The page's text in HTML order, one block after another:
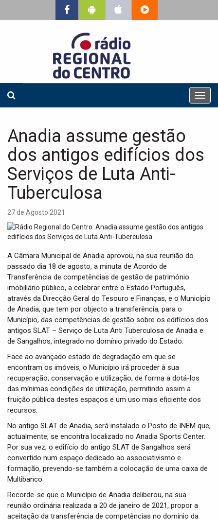
T
o
n
i
Anadia assume gestão
dos antigos edifícios dos
Serviços de Luta Anti-
Tuberculosa
27 de Agosto 2021
A Câmara Municipal de Anadia aprovou, na sua reunião do
passado dia 18 de agosto, a minuta de Acordo de
Transferência de competências de gestão de património
imobiliário público, a celebrar entre o Estado Português,
através da Direcção Geral do Tesouro e Finanças, e o Município
de Anadia, que tem por objecto a transferência, para o
Município, das competências de gestão sobre os edifícios dos
antigos SLAT – Serviço de Luta Anti Tuberculosa de Anadia e
de Sangalhos, integrado no domínio privado do Estado.
Face ao avançado estado de degradação em que se
encontram os imóveis, o Município irá proceder à sua
recuperação, conservação e utilização, de forma a dotá-los
das mínimas condições de utilização, permitindo assim a
fruição pública destes espaços e um uso mais eficiente dos
recursos.
No antigo SLAT de Anadia, será instalado o Posto de INEM que,
actualmente, se encontra localizado no Anadia Sports Center.
Por sua vez, o edifício do antigo SLAT de Sangalhos será
convertido num espaço dedicado ao associativismo e
formação, prevendo-se também a colocação de uma caixa de
Multibanco.
Recorde-se que o Município de Anadia deliberou, na sua
reunião ordinária realizada a 20 de janeiro de 2021, propor a
aceitação da transferência de competências no domínio da